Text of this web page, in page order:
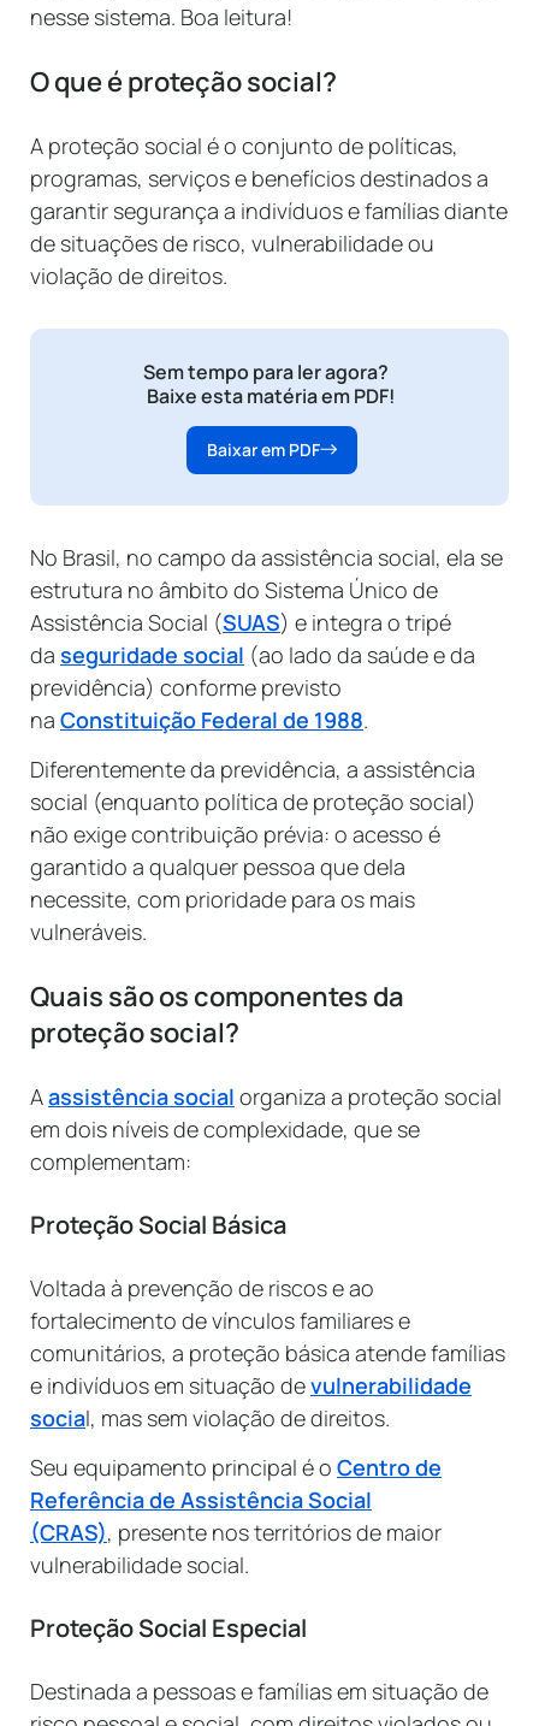
nesse sistema. Boa leitura!
O que é proteção social?
A proteção social é o conjunto de políticas,
programas, serviços e benefícios destinados a
garantir segurança a indivíduos e famílias diante
de situações de risco, vulnerabilidade ou
violação de direitos.
Sem tempo para ler agora?
Baixe esta matéria em PDF!
Baixar em PDF
No Brasil, no campo da assistência social, ela se
estrutura no âmbito do Sistema Único de
Assistência Social (SUAS) e integra o tripé
da seguridade social (ao lado da saúde e da
previdência) conforme previsto
na Constituição Federal de 1988.
Diferentemente da previdência, a assistência
social (enquanto política de proteção social)
não exige contribuição prévia: o acesso é
garantido a qualquer pessoa que dela
necessite, com prioridade para os mais
vulneráveis.
Quais são os componentes da
proteção social?
Aassistência social organiza a proteção social
em dois níveis de complexidade, que se
complementam:
Proteção Social Básica
Voltada à prevenção de riscos e ao
fortalecimento de vínculos familiares e
comunitários, a proteção básica atende famílias
e indivíduos em situação devulnerabilidade
social, mas sem violação de direitos.
Seu equipamento principal é o Centro de
Referência de Assistência Social
(CRAS), presente nos territórios de maior
vulnerabilidade social.
Proteção Social Especial
Destinada a pessoas e famílias em situação de